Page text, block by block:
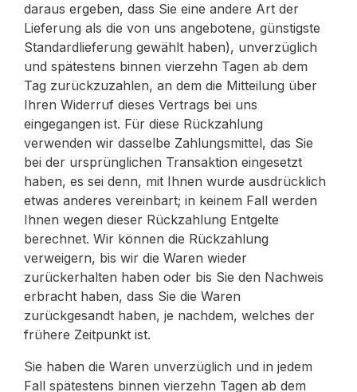
daraus ergeben, dass Sie eine andere Art der
Lieferung als die von uns angebotene, günstigste
Standardlieferung gewählt haben), unverzüglich
und spätestens binnen vierzehn Tagen ab dem
Tag zurückzuzahlen, an dem die Mitteilung über
Ihren Widerruf dieses Vertrags bei uns
eingegangen ist. Für diese Rückzahlung
verwenden wir dasselbe Zahlungsmittel, das Sie
bei der ursprünglichen Transaktion eingesetzt
haben, es sei denn, mit Ihnen wurde ausdrücklich
etwas anderes vereinbart; in keinem Fall werden
Ihnen wegen dieser Rückzahlung Entgelte
berechnet. Wir können die Rückzahlung
verweigern, bis wir die Waren wieder
zurückerhalten haben oder bis Sie den Nachweis
erbracht haben, dass Sie die Waren
zurückgesandt haben, je nachdem, welches der
frühere Zeitpunkt ist.
Sie haben die Waren unverzüglich und in jedem
Fall spätestens binnen vierzehn Tagen ab dem